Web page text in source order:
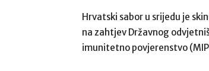
Hrvatski sabor u srijedu je
na zahtjev Državnog
imunitetno povjerenstvo